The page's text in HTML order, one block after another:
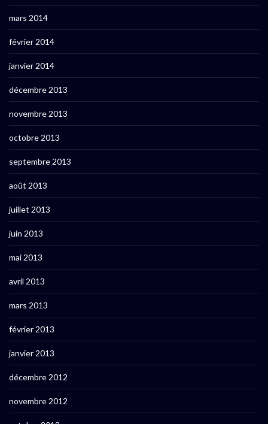
mars 2014
février 2014
janvier 2014
décembre 2013
novembre 2013
octobre 2013
septembre 2013
août 2013
juillet 2013
juin 2013
mai 2013
avril 2013
mars 2013
février 2013
janvier 2013
décembre 2012
novembre 2012